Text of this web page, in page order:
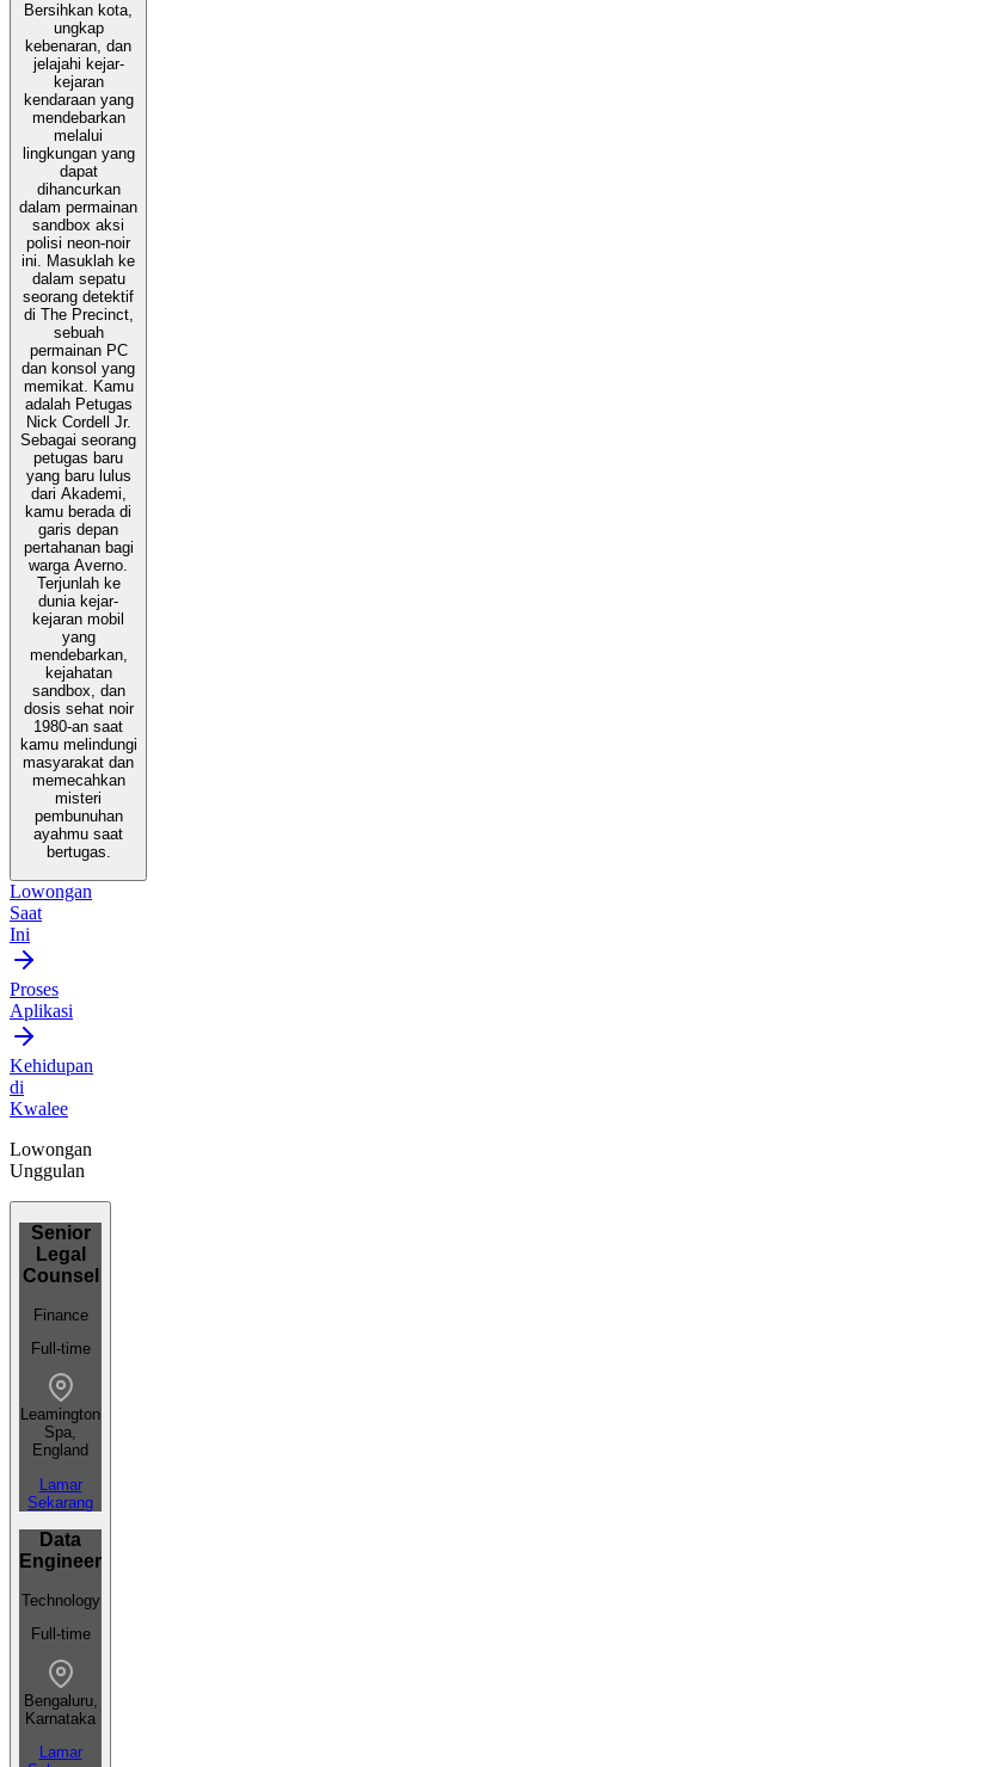
Bersihkan kota,
ungkap
kebenaran, dan
jelajahi kejar-
kejaran
kendaraan yang
mendebarkan
melalui
lingkungan yang
dapat
dihancurkan
dalam permainan
sandbox aksi
polisi neon-noir
ini. Masuklah ke
dalam sepatu
seorang detektif
di The Precinct,
sebuah
permainan PC
dan konsol yang
memikat. Kamu
adalah Petugas
Nick Cordell Jr.
Sebagai seorang
petugas baru
yang baru lulus
dari Akademi,
kamu berada di
garis depan
pertahanan bagi
warga Averno.
Terjunlah ke
dunia kejar-
kejaran mobil
yang
mendebarkan,
kejahatan
sandbox, dan
dosis sehat noir
1980-an saat
kamu melindungi
masyarakat dan
memecahkan
misteri
pembunuhan
ayahmu saat
bertugas.
Lowongan
Saat
Ini
Proses
Aplikasi
Kehidupan
di
Kwalee
Lowongan
Unggulan
Senior
Legal
Counsel
Finance
Full-time
Leamington
Spa,
England
Lamar
Sekarang
Data
Engineer
Technology
Full-time
Bengaluru,
Karnataka
Lamar